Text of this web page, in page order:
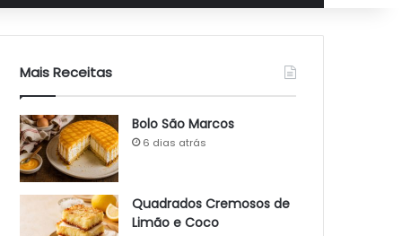
Mais Receitas
Bolo São Marcos
6 dias atrás
Quadrados Cremosos de
Limão e Coco